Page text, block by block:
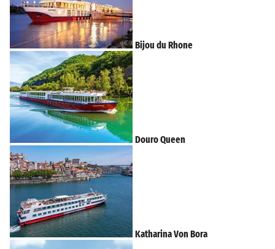
Bijou du Rhone
Douro Queen
Katharina Von Bora